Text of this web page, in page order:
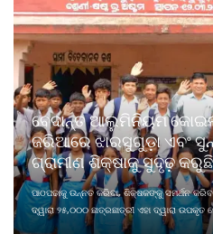
ବେଦାନ୍ତ ଆଲୁମିନିୟମ
ଜରିଆରେ ଝାରସୁଗୁଡ଼ା ଏବଂ
ଗ୍ରାମୀଣ ଶିକ୍ଷାକୁ ସୁଦୃଢ଼ କରୁଛି
ପାଠପଢାକୁ ଉନ୍ନତ କରିବା, ଶିକ୍ଷକଙ୍କୁ ସମର୍ଥନ
ଦ୍ୱାରା ୨୫,୦୦୦ ଛାତ୍ରଛାତ୍ରୀ ଏହା ଦ୍ୱାରା ଉପକୃତ